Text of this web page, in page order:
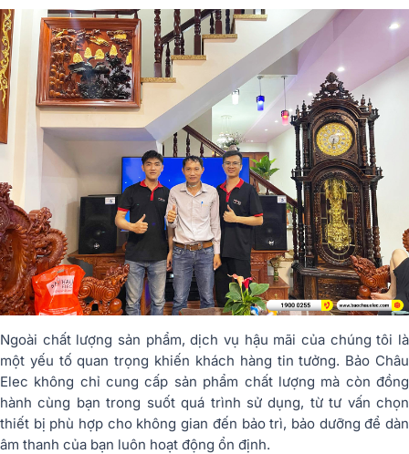
Ngoài chất lượng sản phẩm, dịch vụ hậu mãi của chúng tôi là
một yếu tố quan trọng khiến khách hàng tin tưởng. Bảo Châu
Elec không chỉ cung cấp sản phẩm chất lượng mà còn đồng
hành cùng bạn trong suốt quá trình sử dụng, từ tư vấn chọn
thiết bị phù hợp cho không gian đến bảo trì, bảo dưỡng để dàn
âm thanh của bạn luôn hoạt động ổn định.